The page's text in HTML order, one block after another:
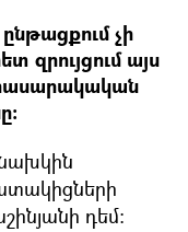
չի
զրույցում այս
դեմ։